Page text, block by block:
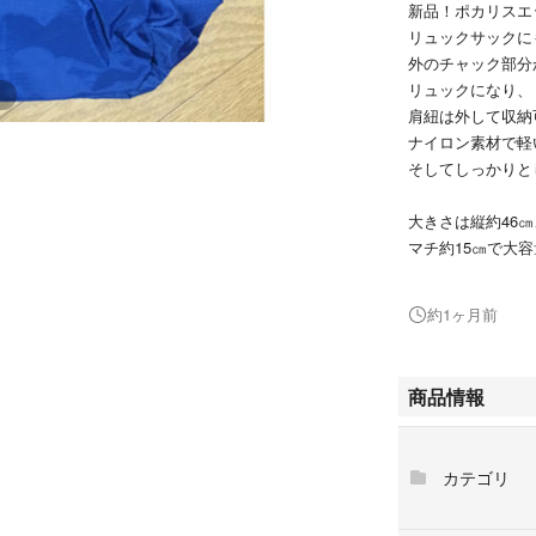
新品！ポカリス
リュックサック
外のチャック部
リュックになり
肩紐は外して収
ナイロン素材で
そしてしっかり
大きさは縦約46
マチ約15㎝で大
箱物ビール、コ
キャンプ レジャ
約1ヶ月前
商品情報
カテゴリ